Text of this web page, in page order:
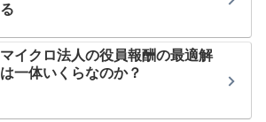
る
マイクロ法人の役員報酬の最適解
は一体いくらなのか？